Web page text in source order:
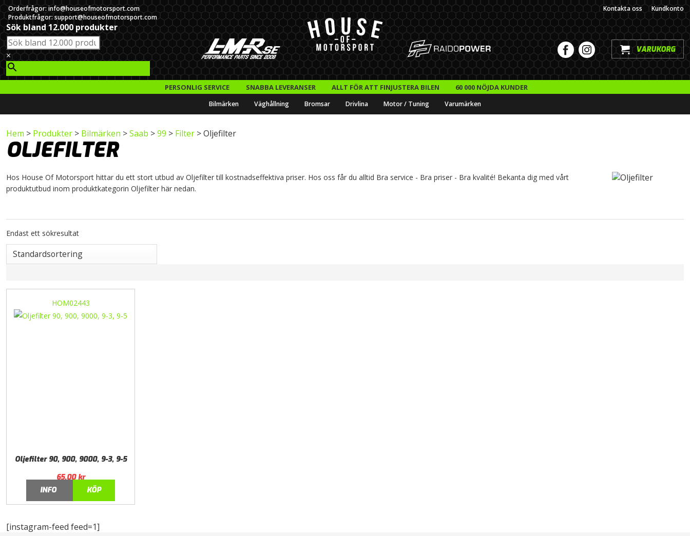
Orderfrågor: info@houseofmotorsport.com
Produktfrågor: support@houseofmotorsport.com
Kontakta oss Kundkonto
Sök bland 12.000 produkter
×
VARUKORG
PERSONLIG SERVICE SNABBA LEVERANSER ALLT FÖR ATT FINJUSTERA BILEN 60 000 NÖJDA KUNDER
Bilmärken Väghållning Bromsar Drivlina Motor / Tuning Varumärken
Hem > Produkter > Bilmärken >Saab >99 > Filter > Oljefilter
OLJEFILTER
Hos House Of Motorsport hittar du ett stort utbud av Oljefilter till kostnadseffektiva priser. Hos oss får du alltid Bra service - Bra priser - Bra kvalité! Bekanta dig med vårt
produktutbud inom produktkategorin Oljefilter här nedan.
Endast ett sökresultat
HOM02443
Oljefilter 90, 900, 9000, 9-3, 9-5
65,00kr
INFO
KÖP
[instagram-feed feed=1]